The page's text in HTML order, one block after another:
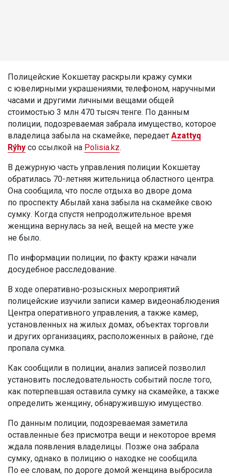
Полицейские Кокшетау раскрыли кражу сумки
с ювелирными украшениями, телефоном, наручными
часами и другими личными вещами общей
стоимостью 3 млн 470 тысяч тенге. По данным
полиции, подозреваемая забрала имущество, которое
владелица забыла на скамейке, передает Azattyq
Rýhy со ссылкой на Polisia.kz.
В дежурную часть управления полиции Кокшетау
обратилась 70-летняя жительница областного центра.
Она сообщила, что после отдыха во дворе дома
по проспекту Абылай хана забыла на скамейке свою
сумку. Когда спустя непродолжительное время
женщина вернулась за ней, вещей на месте уже
не было.
По информации полиции, по факту кражи начали
досудебное расследование.
В ходе оперативно-розыскных мероприятий
полицейские изучили записи камер видеонаблюдения
Центра оперативного управления, а также камер,
установленных на жилых домах, объектах торговли
и других организациях, расположенных в районе, где
пропала сумка.
Как сообщили в полиции, анализ записей позволил
установить последовательность событий после того,
как потерпевшая оставила сумку на скамейке, а также
определить женщину, обнаружившую имущество.
По данным полиции, подозреваемая заметила
оставленные без присмотра вещи и некоторое время
ждала появления владелицы. Позже она забрала
сумку, однако в полицию о находке не сообщила.
По ее словам, по дороге домой женщина выбросила